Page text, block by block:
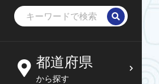
都道府県
から探す